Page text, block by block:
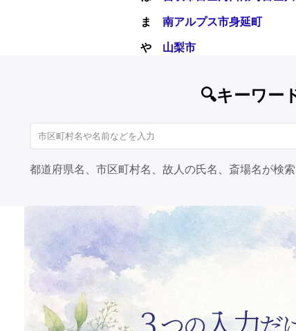
ま 南アルプス市身延町
や 山梨市
🔍キーワー
都道府県名、市区町村名、故人の氏名、斎場名が検索